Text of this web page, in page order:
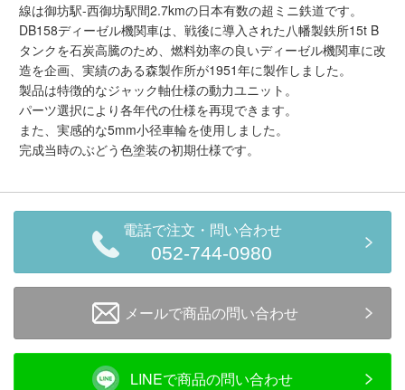
北海道・東北 関東
中部 関西
中国・四国 九州・沖縄
鉄道模型の情報 商品レビュー
Infomation
線は御坊駅-西御坊駅間2.7kmの日本有数の超ミニ鉄道です。
DB158ディーゼル機関車は、戦後に導入された八幡製鉄所15t B
タンクを石炭高騰のため、燃料効率の良いディーゼル機関車に改
造を企画、実績のある森製作所が1951年に製作しました。
製品は特徴的なジャック軸仕様の動力ユニット。
パーツ選択により各年代の仕様を再現できます。
また、実感的な5mm小径車輪を使用しました。
完成当時のぶどう色塗装の初期仕様です。
電話で注文・問い合わせ
052-744-0980
メールで商品の問い合わせ
LINEで商品の問い合わせ